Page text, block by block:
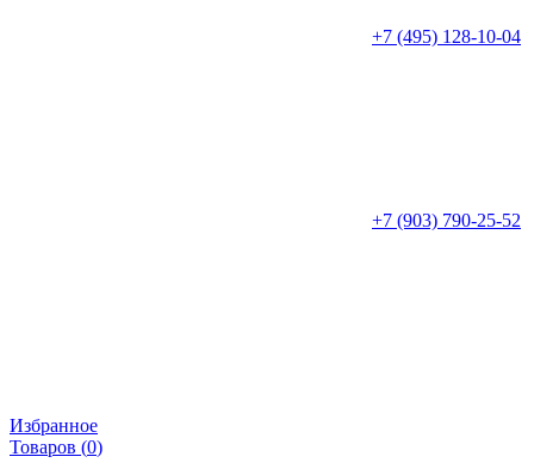
+7 (495) 128-10-04
+7 (903) 790-25-52
Избранное
Товаров (0)